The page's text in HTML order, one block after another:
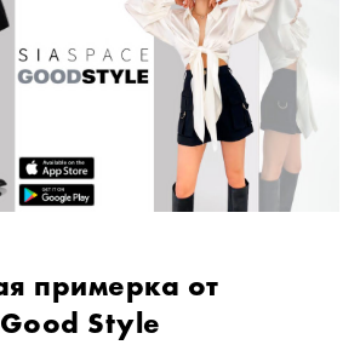
примерка от
Style